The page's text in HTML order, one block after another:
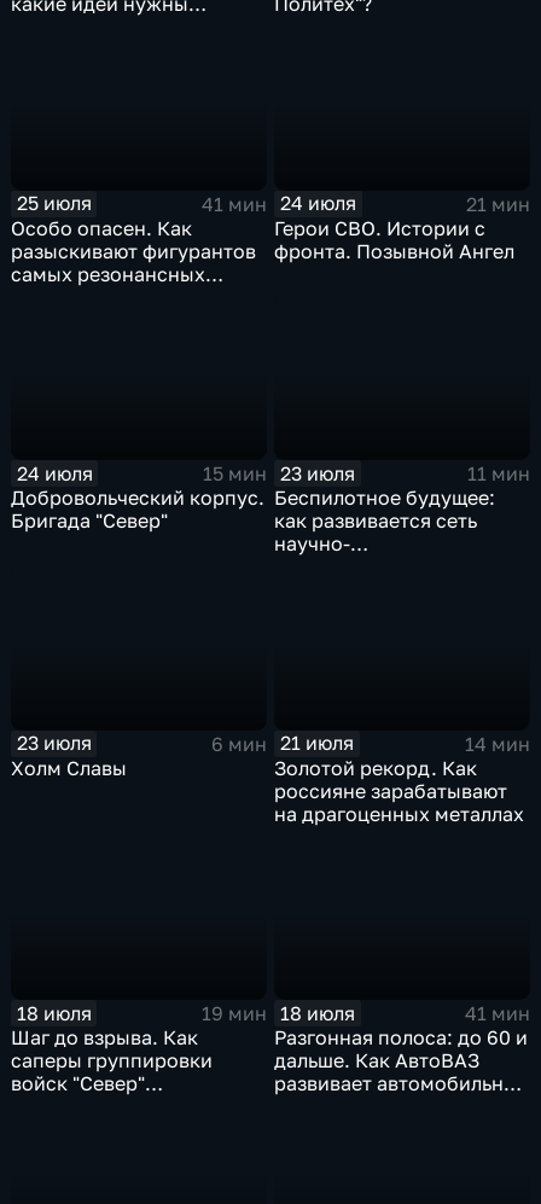
25 июля
41 мин
Особо опасен. Как
разыскивают фигурантов
самых резонансных
24 июля
21 мин
Герои СВО. Истории с
фронта. Позывной Ангел
24 июля
15 мин
Добровольческий корпус.
Бригада "Север"
23 июля
11 мин
Беспилотное будущее:
как развивается сеть
научно-
23 июля
6 мин
Холм Славы
21 июля
14 мин
Золотой рекорд. Как
россияне зарабатывают
на драгоценных металлах
18 июля
19 мин
Шаг до взрыва. Как
саперы группировки
войск "Север"
18 июля
41 мин
Разгонная полоса: до 60 и
дальше. Как АвтоВАЗ
развивает автомобильную